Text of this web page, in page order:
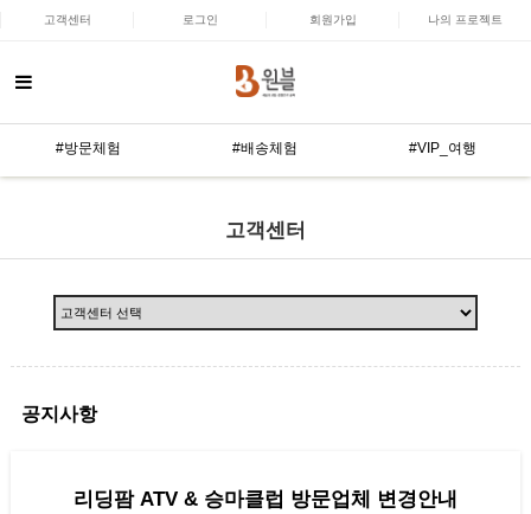
고객센터 로그인 회원가입 나의 프로젝트
#방문체험 #배송체험 #VIP_여행
고객센터
공지사항
리딩팜 ATV & 승마클럽 방문업체 변경안내